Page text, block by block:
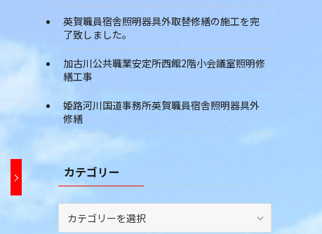
英賀職員宿舎照明器具外取替修繕の施工を完
了致しました。
加古川公共職業安定所西館2階小会議室照明修
繕工事
姫路河川国道事務所英賀職員宿舎照明器具外
修繕
カテゴリー